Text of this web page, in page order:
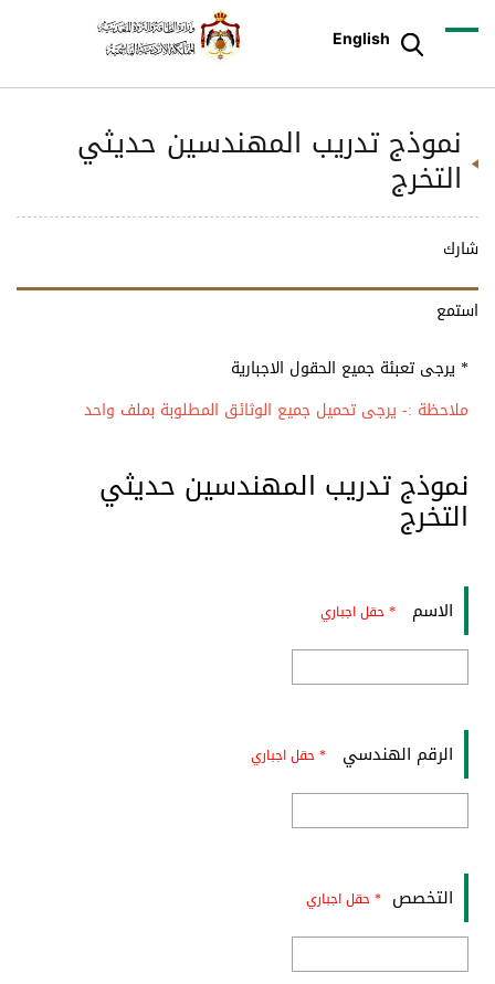
English
نموذج تدريب المهندسين حديثي
التخرج
شارك
استمع
* يرجى تعبئة جميع الحقول الاجبارية
ملاحظة :- يرجى تحميل جميع الوثائق المطلوبة بملف واحد
نموذج تدريب المهندسين حديثي
التخرج
الاسم * حقل اجباري
الرقم الهندسي * حقل اجباري
التخصص * حقل اجباري